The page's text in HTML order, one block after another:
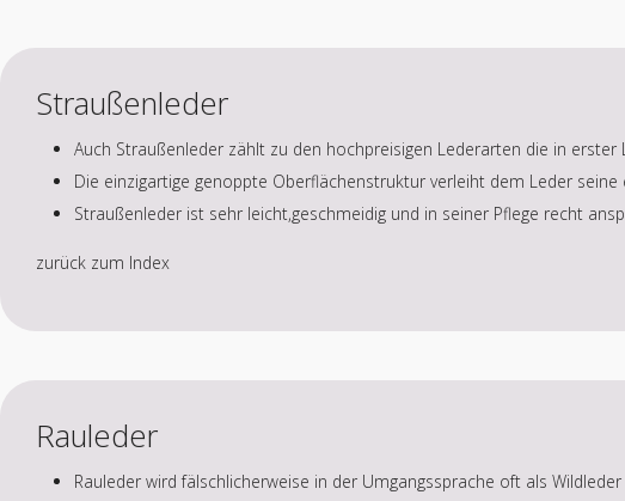
Straußenleder
Auch Straußenleder zählt zu den hochpreisigen Lederarten die in
Die einzigartige genoppte Oberflächenstruktur verleiht dem Leder seine
Straußenleder ist sehr leicht,geschmeidig und in seiner Pflege recht
zurück zum Index
Rauleder
Rauleder wird fälschlicherweise in der Umgangssprache oft als